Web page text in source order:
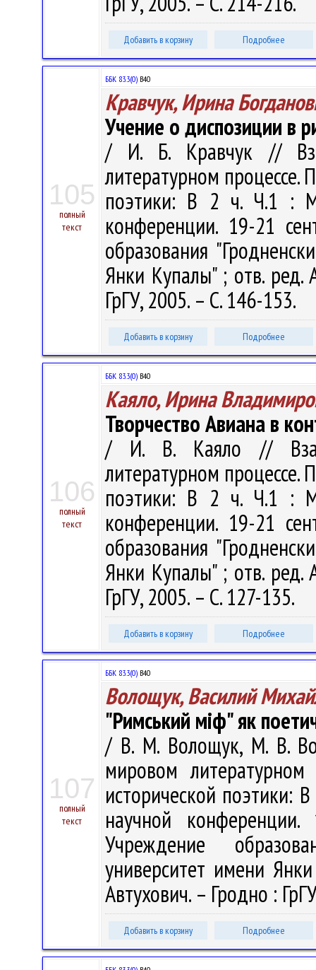
Добавить в корзину Подробнее
105
полный
текст
ББК 83.3(0) В40
Кравчук, Ирина
Учение о диспозиции в
/ И. Б. Кравчук //
литературном процессе.
поэтики: В 2 ч. Ч.1 :
конференции. 19-21
образования
Янки Купалы" ; отв. ред.
ГрГУ, 2005. – С. 146-153.
Добавить в корзину Подробнее
106
полный
текст
ББК 83.3(0) В40
Каяло, Ирина
Творчество Авиана в
/ И. В. Каяло //
литературном процессе.
поэтики: В 2 ч. Ч.1 :
конференции. 19-21
образования
Янки Купалы" ; отв. ред.
ГрГУ, 2005. – С. 127-135.
Добавить в корзину Подробнее
107
полный
текст
ББК 83.3(0) В40
Волощук, Василий
"Римський міф" як
/ В. М. Волощук, М. В.
мировом
исторической
научной
Учреждение
университет имени
Автухович. – Гродно :
Добавить в корзину Подробнее